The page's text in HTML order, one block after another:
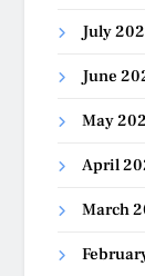
July
June
May
April
March